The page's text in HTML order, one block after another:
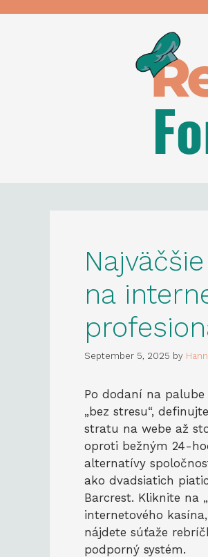
na
September 5, 2025 by
Po dodaní na
„bez stresu“,
stratu na webe až
oproti bežným 24-
alternatívy
ako dvadsiatich
Barcrest. Kliknite na
internetového
nájdete súťaže
podporný systém.